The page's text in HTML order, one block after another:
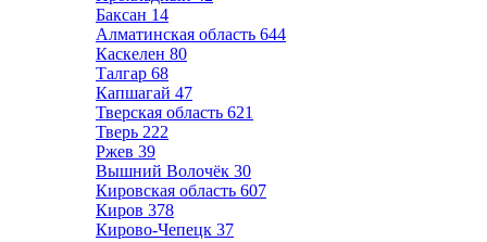
Баксан 14
Алматинская область 644
Каскелен 80
Талгар 68
Капшагай 47
Тверская область 621
Тверь 222
Ржев 39
Вышний Волочёк 30
Кировская область 607
Киров 378
Кирово-Чепецк 37